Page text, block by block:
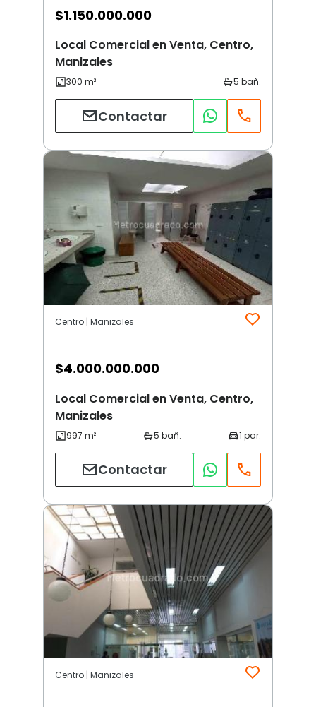
$1.150.000.000
Local Comercial en Venta, Centro,
Manizales
Contactar
Centro | Manizales
$4.000.000.000
Local Comercial en Venta, Centro,
Manizales
Contactar
Centro | Manizales